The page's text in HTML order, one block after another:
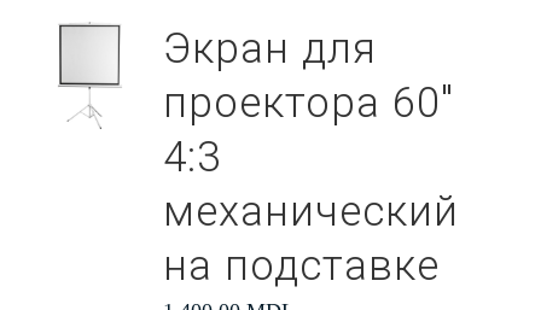
Экран для
проектора 60″
4:3
механический
на подставке